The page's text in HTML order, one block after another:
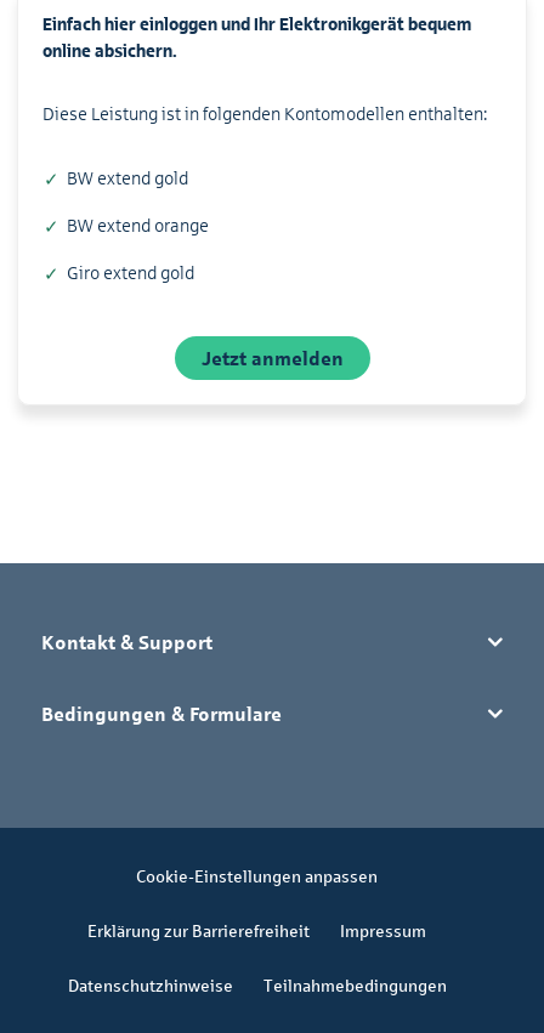
Einfach hier einloggen und Ihr Elektronikgerät bequem
online absichern.
Diese Leistung ist in folgenden Kontomodellen enthalten:
BW extend gold
BW extend orange
Giro extend gold
Jetzt anmelden
Kontakt & Support
Bedingungen & Formulare
Cookie-Einstellungen anpassen
Erklärung zur Barrierefreiheit Impressum
Datenschutzhinweise Teilnahmebedingungen